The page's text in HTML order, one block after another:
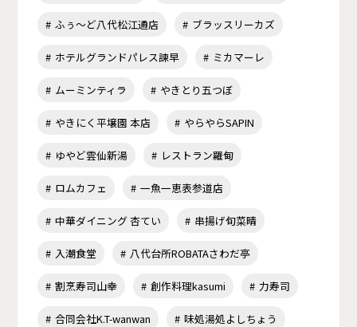
ふぅ～ど八代松江通店 ブラッスリーカズ
ホテルグランドパレス諫早 ミカマーレ
ムーミンティラ やきとり五つぼ
やきにく平壌園 本店 やらやらSAPIN
ゆやど雲仙新湯 レストラン羅甸
ロムカフェ 一魚一恵表参道店
中華ダイニング 杏てい 串揚げ旬菜晴
入潮食堂 八代台所ROBATAさわだ亭
割烹寿司山幸 創作料理kasumi 力寿司
合同会社K.T-wanwan 味処湯処よしちょう